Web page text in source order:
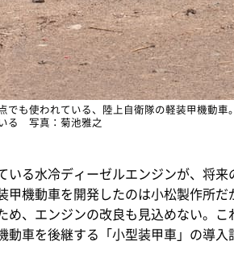
でも使われている、陸上自衛隊の軽装甲機動
る 写真：菊池雅之
いる水冷ディーゼルエンジンが、将
甲機動車を開発したのは小松製作所
め、エンジンの改良も見込めない。
動車を後継する「小型装甲車」の導入